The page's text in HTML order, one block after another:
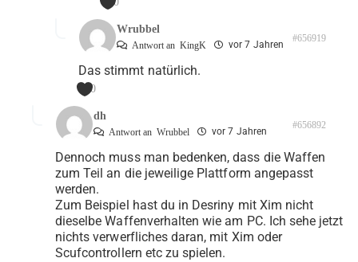
Wrubbel
Antwort an KingK vor 7 Jahren
#656919
Das stimmt natürlich.
0
dh
Antwort an Wrubbel vor 7 Jahren
#656892
Dennoch muss man bedenken, dass die Waffen
zum Teil an die jeweilige Plattform angepasst
werden.
Zum Beispiel hast du in Desriny mit Xim nicht
dieselbe Waffenverhalten wie am PC. Ich sehe jetzt
nichts verwerfliches daran, mit Xim oder
Scufcontrollern etc zu spielen.